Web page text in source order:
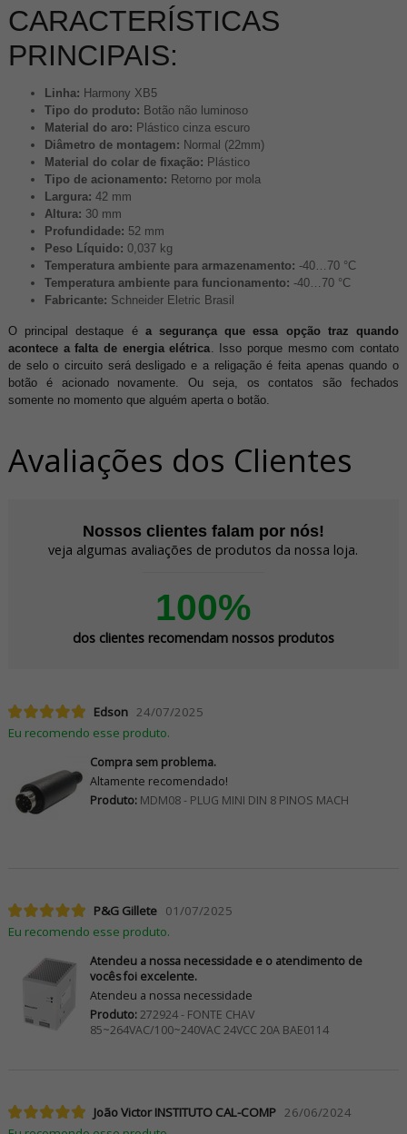
CARACTERÍSTICAS
PRINCIPAIS:
Linha: Harmony XB5
Tipo do produto: Botão não luminoso
Material do aro: Plástico cinza escuro
Diâmetro de montagem: Normal (22mm)
Material do colar de fixação: Plástico
Tipo de acionamento: Retorno por mola
Largura: 42 mm
Altura: 30 mm
Profundidade: 52 mm
Peso Líquido: 0,037 kg
Temperatura ambiente para armazenamento: -40…70 °C
Temperatura ambiente para funcionamento: -40…70 °C
Fabricante: Schneider Eletric Brasil
O principal destaque é a segurança que essa opção traz quando
acontece a falta de energia elétrica . Isso porque mesmo com contato
de selo o circuito será desligado e a religação é feita apenas quando o
botão é acionado novamente. Ou seja, os contatos são fechados
somente no momento que alguém aperta o botão.
Avaliações dos Clientes
Nossos clientes falam por nós!
veja algumas avaliações de produtos da nossa loja.
100%
dos clientes recomendam nossos produtos
Edson 24/07/2025
Eu recomendo esse produto.
Compra sem problema.
Altamente recomendado!
Produto:MDM08 - PLUG MINI DIN 8 PINOS MACH
P&G Gillete 01/07/2025
Eu recomendo esse produto.
Atendeu a nossa necessidade e o atendimento de
vocês foi excelente.
Atendeu a nossa necessidade
Produto:272924 - FONTE CHAV
85~264VAC/100~240VAC 24VCC 20A BAE0114
João Victor INSTITUTO CAL-COMP 26/06/2024